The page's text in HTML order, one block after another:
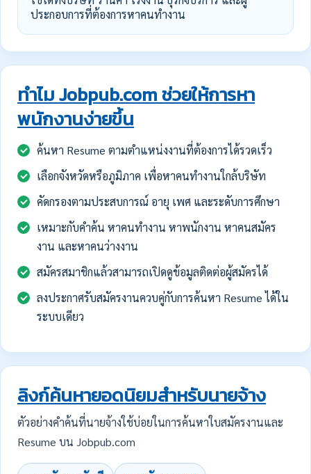
ประกอบการที่ต้องการหาคนทำงาน
ทำไม Jobpub.com ช่วยให้การหา
พนักงานง่ายขึ้น
ค้นหา Resume ตามตำแหน่งงานที่ต้องการได้รวดเร็ว
เลือกจังหวัดหรือภูมิภาค เพื่อหาคนทำงานใกล้บริษัท
คัดกรองตามประสบการณ์ อายุ เพศ และระดับการศึกษา
เหมาะกับคำค้น หาคนทำงาน หาพนักงาน หาคนสมัคร
งาน และหาคนว่างงาน
สมัครสมาชิกแล้วสามารถเปิดดูข้อมูลติดต่อผู้สมัครได้
ลงประกาศรับสมัครงานควบคู่กับการค้นหา Resume ได้ใน
ระบบเดียว
ลิงก์ค้นหายอดนิยมสำหรับนายจ้าง
ตัวอย่างคำค้นที่นายจ้างใช้บ่อยในการค้นหาใบสมัครงานและ
Resume บน Jobpub.com